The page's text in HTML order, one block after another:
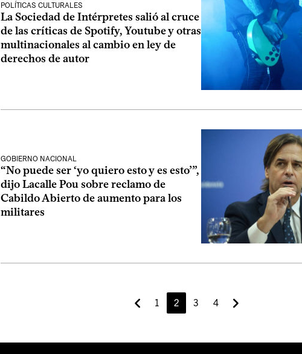
POLÍTICAS CULTURALES
La Sociedad de Intérpretes salió al cruce
de las críticas de Spotify, Youtube y otras
multinacionales al cambio en ley de
derechos de autor
GOBIERNO NACIONAL
“No puede ser ‘yo quiero esto y es esto’”,
dijo Lacalle Pou sobre reclamo de
Cabildo Abierto de aumento para los
militares
1 2 3 4